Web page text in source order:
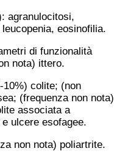
agranulocitosi,
eosinofilia.
di funzionalità
nota) ittero.
10%) colite; (non
(frequenza non nota)
associata a
ulcere esofagee.
non nota) poliartrite.